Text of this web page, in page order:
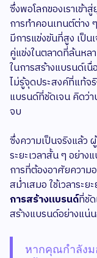
ซึ่งพอโลกของเราเข้
การทำคอนเทนต์ต่าง
มีการแข่งขันที่สูง เป็น
คู่แข่งในตลาดที่ล้นหล
ในการสร้างแบรนด์เ
ไม่รู้จุดประสงค์ที่แท้จริ
แบรนด์ที่ชัดเจน คิดว่า
จบ
ซึ่งความเป็นจริงแล้ว
ระยะเวลาสั้น ๆ อย่า
การที่ต้องอาศัยความ
สม่ำเสมอ ใช้เวลาระ
การสร้างแบรนด์ที่ชั
สร้างแบรนด์อย่างแน่
หากคุณกำลัง